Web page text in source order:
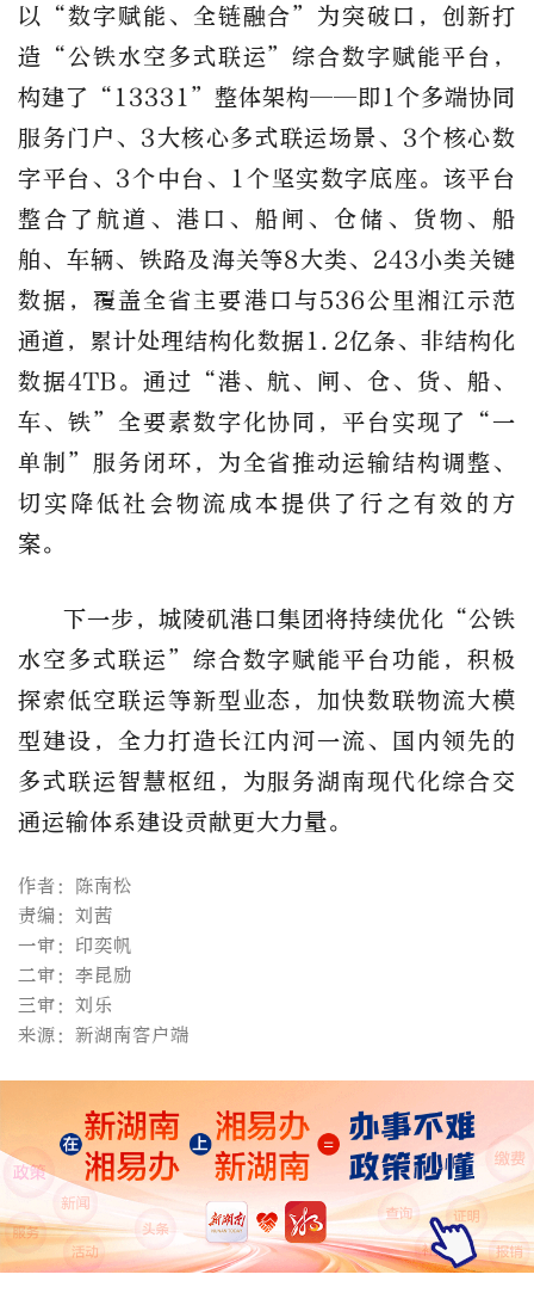
以
“数字赋能、全链融合”为突破口，创新打
造“公铁水空多式联运”综合数字赋能平台，
构建了“13331”整体架构——即1个多端协同
服务门户、3大核心多式联运场景、3个核心数
字平台、3个中台、1个坚实数字底座。该平台
整合了航道、港口、船闸、仓储、货物、船
舶、车辆、铁路及海关等8大类、243小类关键
数据，覆盖全省主要港口与536公里湘江示范
通道，累计处理结构化数据1.2亿条、非结构化
数据4TB。通过“港、航、闸、仓、货、船、
车、铁”全要素数字化协同，平台实现了“一
单制”服务闭环，为全省推动运输结构调整、
切实降低社会物流成本提供了行之有效的方
案。
下一步，城陵矶港口集团将持续优化 “公铁
水空多式联运”综合数字赋能平台功能，积极
探索低空联运等新型业态，加快数联物流大模
型建设，全力打造长江内河一流、国内领先的
多式联运智慧枢纽，为服务湖南现代化综合交
通运输体系建设贡献更大力量。
作者：陈南松
责编：刘茜
一审：印奕帆
二审：李昆励
三审：刘乐
来源：新湖南客户端